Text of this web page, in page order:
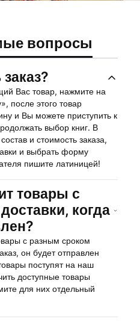
вопросы
Вас товар, нажмите на
после этого товар
и Вы можете приступить к
выбор книг. В
и стоимость заказа,
и выбрать форму
пишите латиницей!
товары с
когда
с разным сроком
он будет отправлен
поступят на наш
доступные товары
для них отдельный